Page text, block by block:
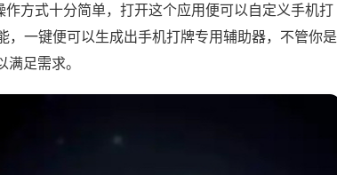
方式十分简单，打开这个应用便可以自定义手机打
，一键便可以生成出手机打牌专用辅助器，不管你是
足需求。